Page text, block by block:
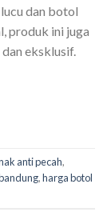
dan botol
produk ini juga
eksklusif.
anti pecah,
,harga botol